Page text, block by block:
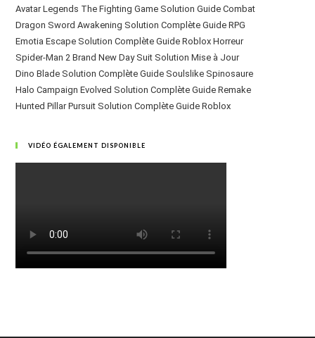
Avatar Legends The Fighting Game Solution Guide Combat
Dragon Sword Awakening Solution Complète Guide RPG
Emotia Escape Solution Complète Guide Roblox Horreur
Spider-Man 2 Brand New Day Suit Solution Mise à Jour
Dino Blade Solution Complète Guide Soulslike Spinosaure
Halo Campaign Evolved Solution Complète Guide Remake
Hunted Pillar Pursuit Solution Complète Guide Roblox
VIDÉO ÉGALEMENT DISPONIBLE